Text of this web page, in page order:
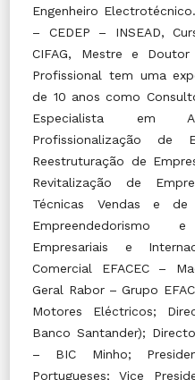
Engenheiro
– CEDEP – INSEAD,
CIFAG, Mestre e
Profissional tem uma
de 10 anos como
Especialista em
Profissionalização de
Reestruturação de
Revitalização de
Técnicas Vendas e de
Empreendedorismo
Empresariais e
Comercial EFACEC –
Geral Rabor – Grupo
Motores Eléctricos;
Banco Santander);
– BIC Minho;
Portugueses; Vice